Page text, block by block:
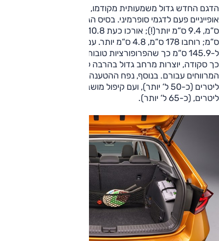
הדגם החדש גדול משמעותית מקודמו, ששימר ממדים שהיו
ל-145.9 ס“מ כך שהפרופורציות טובות יותר. המידות הנדיבות,
כך סקודה, יוצרות מרחב גדול בהרבה לנוסעים, משפרות את
ליטרים, (כ-65 ל‘ יותר).